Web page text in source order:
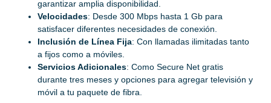
garantizar amplia disponibilidad.
Velocidades: Desde 300 Mbps hasta 1 Gb para
satisfacer diferentes necesidades de conexión.
Inclusión de Línea Fija: Con llamadas ilimitadas tanto
a fijos como a móviles.
Servicios Adicionales: Como Secure Net gratis
durante tres meses y opciones para agregar televisión y
móvil a tu paquete de fibra.